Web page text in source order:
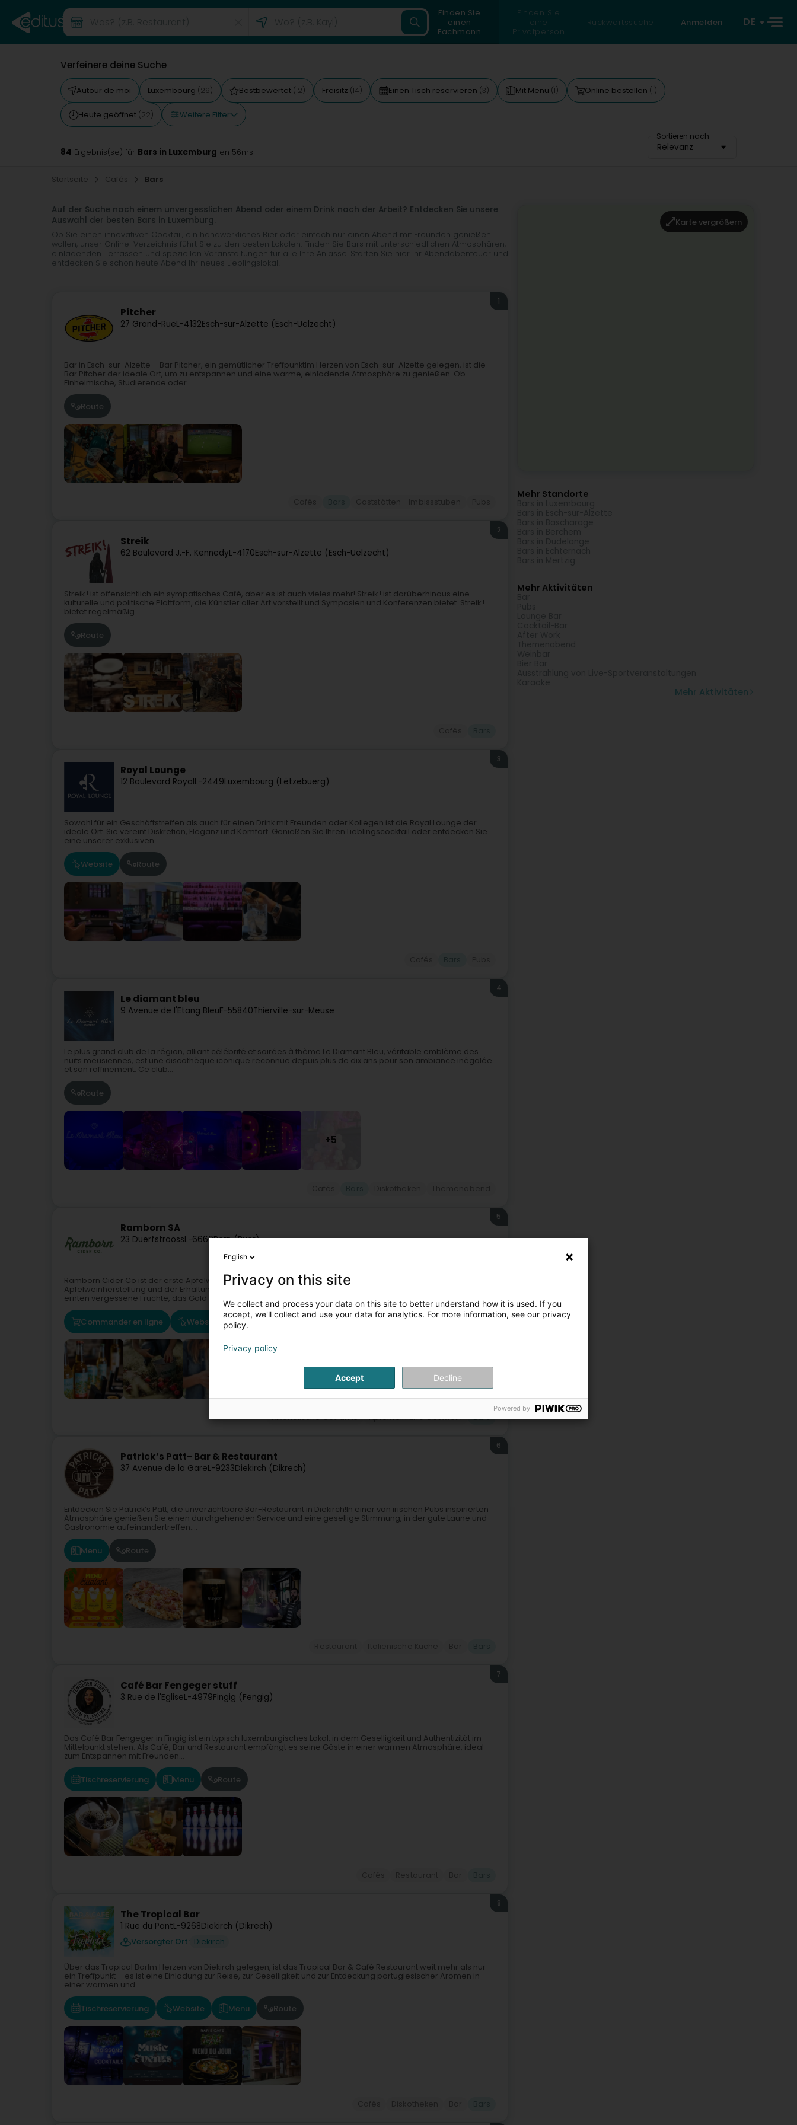
Finden Sie
einen
Fachmann
Finden Sie
eine
Privatperson
Rückwärtssuche Anmelden DE
Verfeinere deine Suche
Autour de moi Luxembourg (29) Bestbewertet (12) Freisitz (14) Einen Tisch reservieren (3) Mit Menü (1) Online bestellen (1)
Heute geöffnet (22) Weitere Filter
Sortieren nach
Relevanz
84 Ergebnis(se) für Bars in Luxemburg en 56ms
Startseite Cafés Bars
Auf der Suche nach einem unvergesslichen Abend oder einem Drink nach der Arbeit? Entdecken Sie unsere
Auswahl der besten Bars in Luxemburg.
Ob Sie einen innovativen Cocktail, ein handwerkliches Bier oder einfach nur einen Abend mit Freunden genießen
wollen, unser Online-Verzeichnis führt Sie zu den besten Lokalen. Finden Sie Bars mit unterschiedlichen Atmosphären,
einladenden Terrassen und speziellen Veranstaltungen für alle Ihre Anlässe. Starten Sie hier Ihr Abendabenteuer und
entdecken Sie schon heute Abend Ihr neues Lieblingslokal!
Pitcher
27 Grand-RueL-4132Esch-sur-Alzette (Esch-Uelzecht)
1
Bar in Esch-sur-Alzette – Bar Pitcher, ein gemütlicher TreffpunktIm Herzen von Esch-sur-Alzette gelegen, ist die
Bar Pitcher der ideale Ort, um zu entspannen und eine warme, einladende Atmosphäre zu genießen. Ob
Einheimische, Studierende oder...
Route
Streik
62 Boulevard J.-F. KennedyL-4170Esch-sur-Alzette (Esch-Uelzecht)
2
Streik ! ist offensichtlich ein sympatisches Café, aber es ist auch vieles mehr! Streik ! ist darüberhinaus eine
kulturelle und politische Plattform, die Künstler aller Art vorstellt und Symposien und Konferenzen bietet. Streik !
bietet regelmäßig...
Route
Royal Lounge
12 Boulevard RoyalL-2449Luxembourg (Lëtzebuerg)
3
Sowohl für ein Geschäftstreffen als auch für einen Drink mit Freunden oder Kollegen ist die Royal Lounge der
ideale Ort. Sie vereint Diskretion, Eleganz und Komfort. Genießen Sie Ihren Lieblingscocktail oder entdecken Sie
eine unserer exklusiven...
Website Route
Le diamant bleu
9 Avenue de l'Etang BleuF-55840Thierville-sur-Meuse
4
Le plus grand club de la région, alliant célébrité et soirées à thème.Le Diamant Bleu, véritable emblème des
nuits meusiennes, est une discothèque iconique reconnue depuis plus de dix ans pour son ambiance inégalée
et son raffinement. Ce club...
Route
+5
Ramborn SA
23 DuerfstroossL-6660Born (Buer)
5
Ramborn Cider Co ist der erste Apfelweinhersteller Luxemburgs, der sich der Wiederbelebung der Tradition der
Apfelweinherstellung und der Erhaltung der natürlichen Umwelt in und um Luxemburg verschrieben hat. Wir
ernten vergessene Früchte, das Gold...
Commander en ligne Website Route
Alkoholische Getränke Apfelwein und Obstwein Bars
Patrick’s Patt- Bar & Restaurant
37 Avenue de la GareL-9233Diekirch (Dikrech)
6
Entdecken Sie Patrick’s Patt, die unverzichtbare Bar-Restaurant in Diekirch!In einer von irischen Pubs inspirierten
Atmosphäre genießen Sie einen durchgehenden Service und eine gesellige Stimmung, in der gute Laune und
Gastronomie aufeinandertreffen....
Menu Route
Café Bar Fengeger stuff
3 Rue de l'EgliseL-4979Fingig (Fengig)
7
Das Café Bar Fengeger in Fingig ist ein typisch luxemburgisches Lokal, in dem Geselligkeit und Authentizität im
Mittelpunkt stehen. Als Café, Bar und Restaurant empfängt es seine Gäste in einer warmen Atmosphäre, ideal
zum Entspannen mit Freunden...
Tischreservierung Menu Route
The Tropical Bar
1 Rue du PontL-9268Diekirch (Dikrech)
Versorgter Ort: Diekirch
8
Über das Tropical BarIm Herzen von Diekirch gelegen, ist das Tropical Bar & Café Restaurant weit mehr als nur
ein Treffpunkt – es ist eine Einladung zur Reise, zur Geselligkeit und zur Entdeckung portugiesischer Aromen in
einer warmen und...
Tischreservierung Website Menu Route
Karte vergrößern
Mehr Standorte
Mehr Aktivitäten
Mehr Aktivitäten
English
Privacy on this site
We collect and process your data on this site to better understand how it is used. If you
accept, we'll collect and use your data for analytics. For more information, see our privacy
policy.
Privacy policy
Accept Decline
Powered by